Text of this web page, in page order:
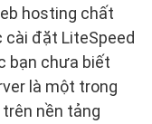
hosting chất
đặt LiteSpeed
bạn chưa biết
là một trong
nền tảng